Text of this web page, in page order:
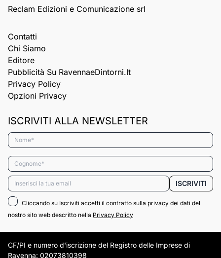
Reclam Edizioni e Comunicazione srl
Contatti
Chi Siamo
Editore
Pubblicità Su RavennaeDintorni.it
Privacy Policy
Opzioni Privacy
ISCRIVITI ALLA NEWSLETTER
Nome*
Cognome*
Email* ISCRIVITI
Cliccando su Iscriviti accetti il contratto sulla privacy dei dati del
nostro sito web descritto nella Privacy Policy
CF/PI e numero d'iscrizione del Registro delle Imprese di
Ravenna: 02073810398